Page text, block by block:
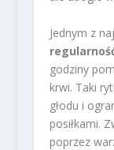
Jednym z
godziny
krwi. Taki
głodu i
posiłkami.
poprzez